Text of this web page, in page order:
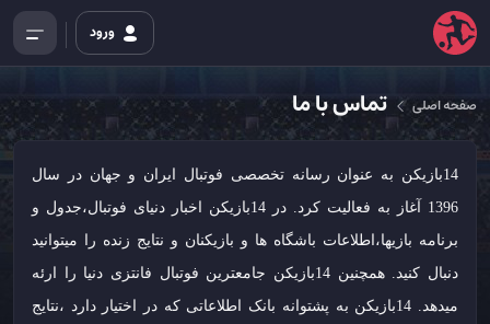
ورود
صفحه اصلی تماس با ما
14بازیکن به عنوان رسانه تخصصی فوتبال ایران و جهان در سال
1396 آغاز به فعالیت کرد. در 14بازیکن اخبار دنیای فوتبال،جدول و
برنامه بازیها،اطلاعات باشگاه ها و بازیکنان و نتایج زنده را میتوانید
دنبال کنید. همچنین 14بازیکن جامعترین فوتبال فانتزی دنیا را ارئه
میدهد. 14بازیکن به پشتوانه بانک اطلاعاتی که در اختیار دارد ،نتایج